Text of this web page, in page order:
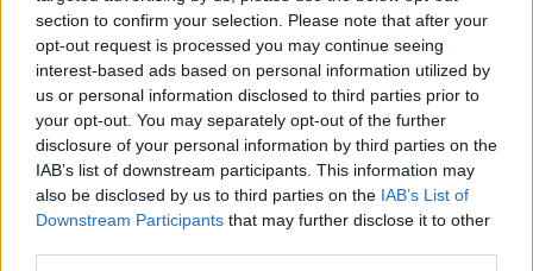
section to confirm your selection. Please note that after your
opt-out request is processed you may continue seeing
interest-based ads based on personal information utilized by
us or personal information disclosed to third parties prior to
your opt-out. You may separately opt-out of the further
disclosure of your personal information by third parties on the
IAB’s list of downstream participants. This information may
also be disclosed by us to third parties on the IAB’s List of
Downstream Participants that may further disclose it to other
​Alle Cascine come al museo di scienze naturali
Docente universitario condannato per peculato
Cattedra Unesco per salvare l'arte dalle calamità
La carica dei seimila nell'ex caserma Mameli
Radar e operatori vigilano su rischio valanghe